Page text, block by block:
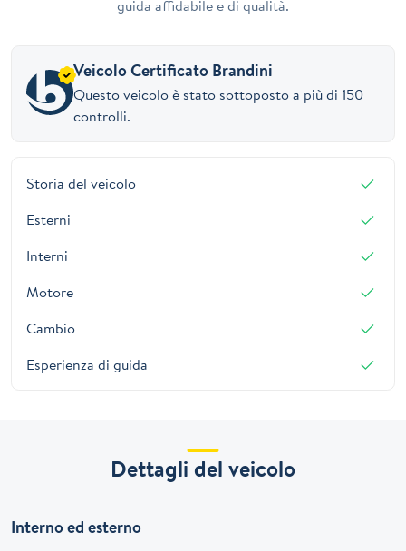
guida affidabile e di qualità.
Veicolo Certificato Brandini
Questo veicolo è stato sottoposto a più di 150
controlli.
Storia del veicolo
Esterni
Interni
Motore
Cambio
Esperienza di guida
Dettagli del veicolo
Interno ed esterno